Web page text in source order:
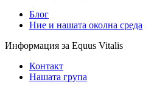
Блог
Ние и нашата околна среда
Информация за Equus Vitalis
Контакт
Нашата група